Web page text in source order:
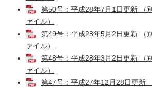
第50号：平成28年7月1日更新 （
ァイル）
第49号：平成28年5月2日更新 （
ァイル）
第48号：平成28年3月2日更新 （
ァイル）
第47号：平成27年12月28日更新